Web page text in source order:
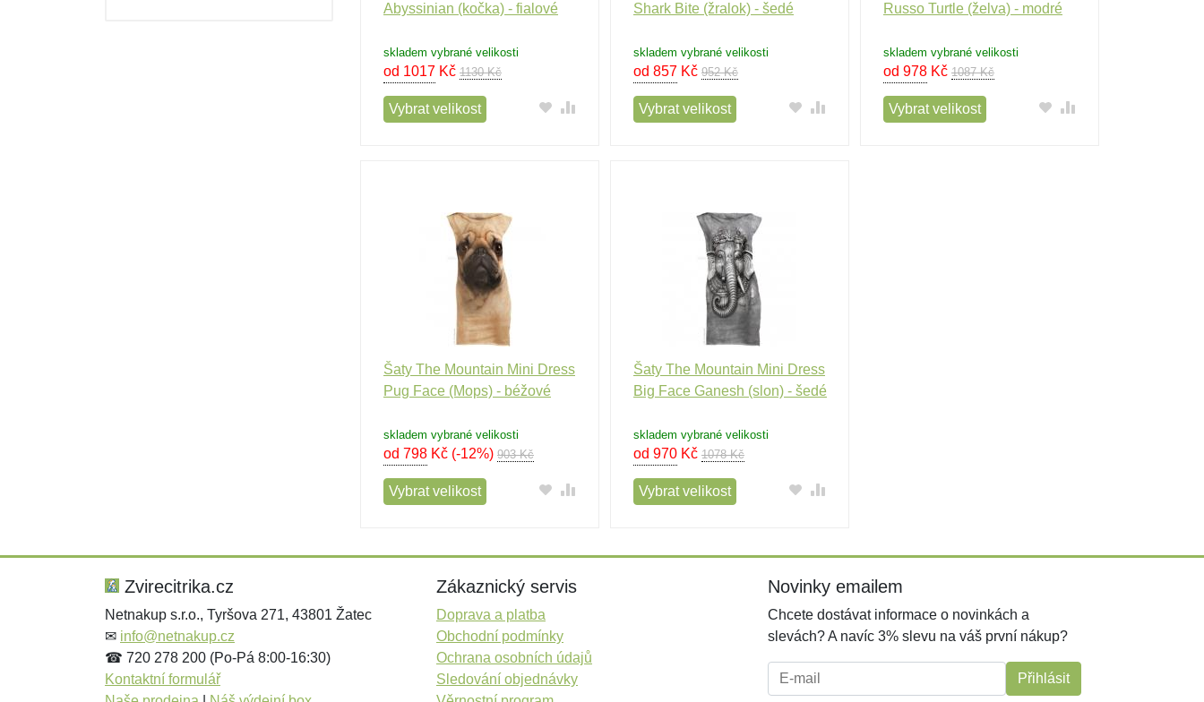
Abyssinian (kočka) - fialové
skladem vybrané velikosti
od 1017 Kč 1130 Kč
Vybrat velikost
Shark Bite (žralok) - šedé
skladem vybrané velikosti
od 857Kč 952 Kč
Vybrat velikost
Russo Turtle (želva) - modré
skladem vybrané velikosti
od 978Kč 1087 Kč
Vybrat velikost
Šaty The Mountain Mini Dress
Pug Face (Mops) - béžové
skladem vybrané velikosti
od 798 Kč (-12%) 903 Kč
Vybrat velikost
Šaty The Mountain Mini Dress
Big Face Ganesh (slon) - šedé
skladem vybrané velikosti
od 970Kč 1078 Kč
Vybrat velikost
Zvirecitrika.cz
Netnakup s.r.o., Tyršova 271, 43801 Žatec
✉ info@netnakup.cz
☎ 720 278 200 (Po-Pá 8:00-16:30)
Kontaktní formulář
Zákaznický servis
Doprava a platba
Obchodní podmínky
Ochrana osobních údajů
Sledování objednávky
Novinky emailem
Chcete dostávat informace o novinkách a
slevách? A navíc 3% slevu na váš první nákup?
E-mail: Přihlásit